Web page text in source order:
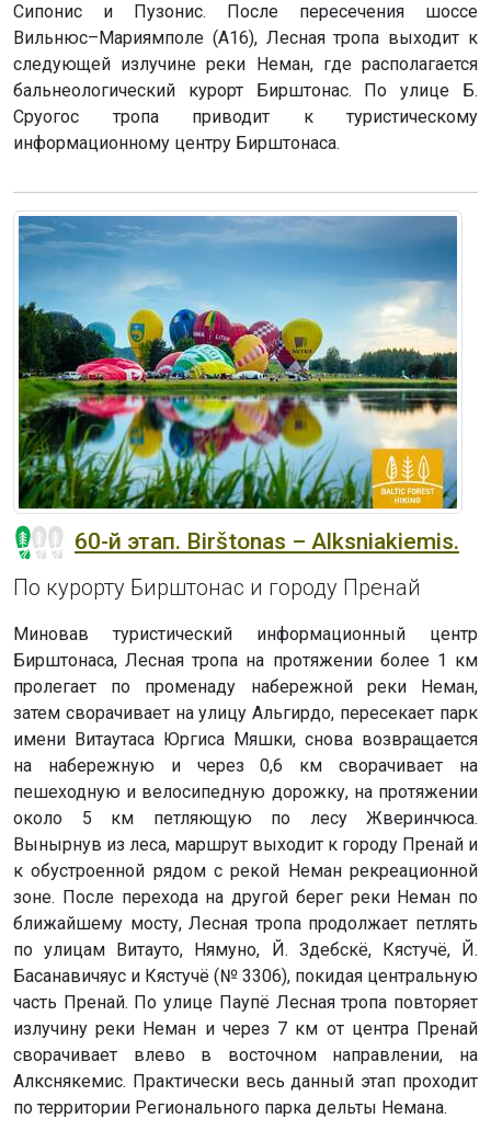
Сипонис и Пузонис. После пересечения шоссе
Вильнюс–Мариямполе (A16), Лесная тропа выходит к
следующей излучине реки Неман, где располагается
бальнеологический курорт Бирштонас. По улице Б.
Сруогос тропа приводит к туристическому
информационному центру Бирштонаса.
60-й этап. Birštonas – Alksniakiemis.
По курорту Бирштонас и городу Пренай
Миновав туристический информационный центр
Бирштонаса, Лесная тропа на протяжении более 1 км
пролегает по променаду набережной реки Неман,
затем сворачивает на улицу Альгирдо, пересекает парк
имени Витаутаса Юргиса Мяшки, снова возвращается
на набережную и через 0,6 км сворачивает на
пешеходную и велосипедную дорожку, на протяжении
около 5 км петляющую по лесу Жверинчюса.
Вынырнув из леса, маршрут выходит к городу Пренай и
к обустроенной рядом с рекой Неман рекреационной
зоне. После перехода на другой берег реки Неман по
ближайшему мосту, Лесная тропа продолжает петлять
по улицам Витауто, Нямуно, Й. Здебскё, Кястучё, Й.
Басанавичяус и Кястучё (№ 3306), покидая центральную
часть Пренай. По улице Паупё Лесная тропа повторяет
излучину реки Неман и через 7 км от центра Пренай
сворачивает влево в восточном направлении, на
Алкснякемис. Практически весь данный этап проходит
по территории Регионального парка дельты Немана.